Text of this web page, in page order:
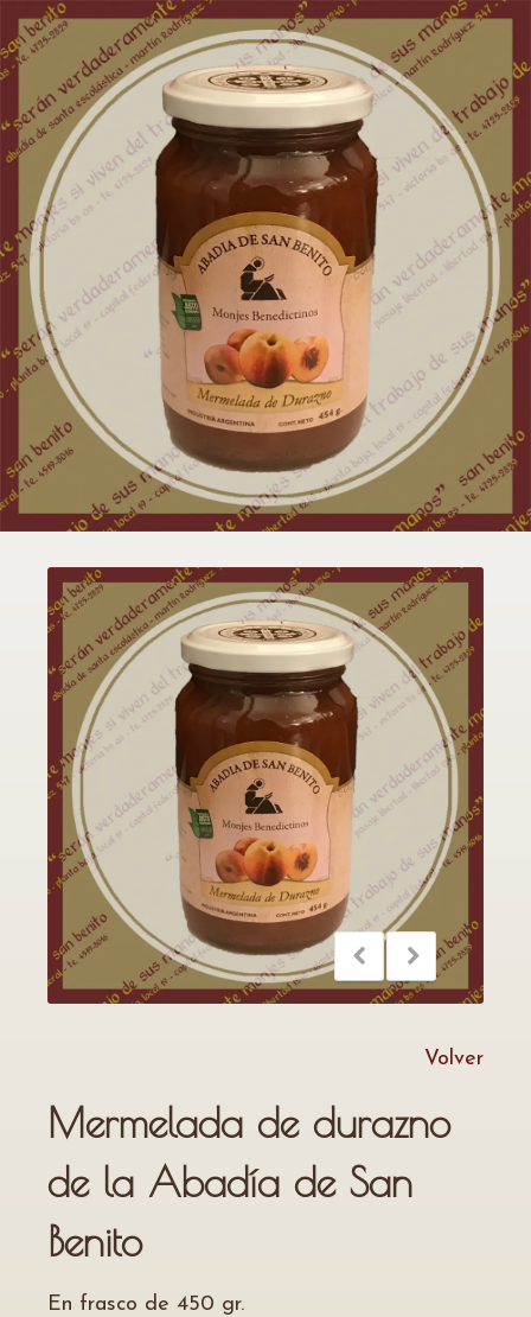
Volver
Mermelada de durazno
de la Abadía de San
Benito
En frasco de 450 gr.